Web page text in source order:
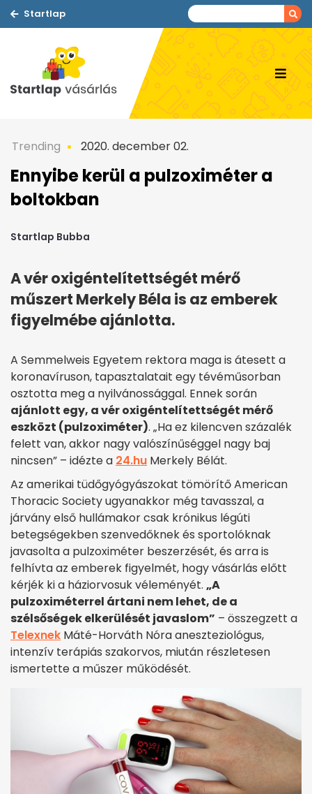
Startlap
Trending 2020. december 02.
Ennyibe kerül a pulzoximéter a
boltokban
Startlap Bubba
A vér oxigéntelítettségét mérő
műszert Merkely Béla is az emberek
figyelmébe ajánlotta.
A Semmelweis Egyetem rektora maga is átesett a
koronavíruson, tapasztalatait egy tévéműsorban
osztotta meg a nyilvánossággal. Ennek során
ajánlott egy, a vér oxigéntelítettségét mérő
eszközt (pulzoximéter). „Ha ez kilencven százalék
felett van, akkor nagy valószínűséggel nagy baj
nincsen” – idézte a 24.hu Merkely Bélát.
Az amerikai tüdőgyógyászokat tömörítő American
Thoracic Society ugyanakkor még tavasszal, a
járvány első hullámakor csak krónikus légúti
betegségekben szenvedőknek és sportolóknak
javasolta a pulzoximéter beszerzését, és arra is
felhívta az emberek figyelmét, hogy vásárlás előtt
kérjék ki a háziorvosuk véleményét. „A
pulzoximéterrel ártani nem lehet, de a
szélsőségek elkerülését javaslom” – összegzett a
Telexnek Máté-Horváth Nóra aneszteziológus,
intenzív terápiás szakorvos, miután részletesen
ismertette a műszer működését.